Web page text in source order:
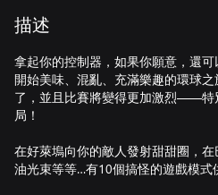
描述
拿起你的控制器，如果你願意，還
開始美味、混亂、充滿樂趣的環球
了，並且比賽將變得更加激烈——特
局！
在好萊塢向你的敵人發射甜甜圈，
油光束等等…有10個搞怪的遊戲模式